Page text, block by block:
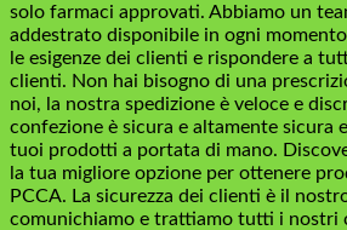
solo farmaci approvati. Abbiamo un
addestrato disponibile in ogni
le esigenze dei clienti e rispondere a
clienti. Non hai bisogno di una
noi, la nostra spedizione è veloce e
confezione è sicura e altamente sicura
tuoi prodotti a portata di mano.
la tua migliore opzione per ottenere
PCCA. La sicurezza dei clienti è il
comunichiamo e trattiamo tutti i nostri